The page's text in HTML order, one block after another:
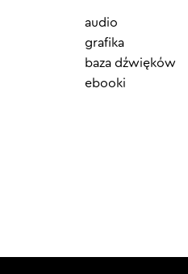
audio
grafika
baza dźwięków
ebooki